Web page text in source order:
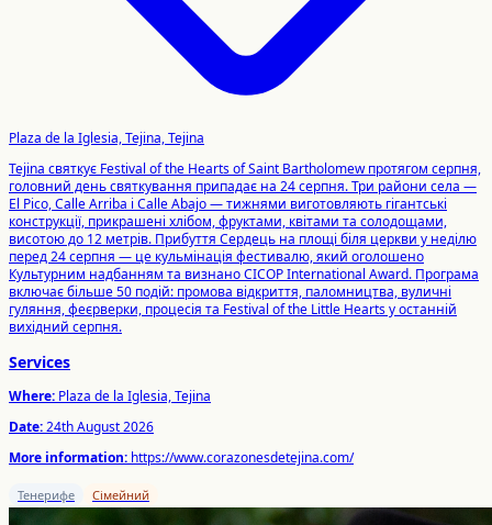
Plaza de la Iglesia, Tejina, Tejina
Tejina святкує Festival of the Hearts of Saint Bartholomew протягом серпня,
головний день святкування припадає на 24 серпня. Три райони села —
El Pico, Calle Arriba і Calle Abajo — тижнями виготовляють гігантські
конструкції, прикрашені хлібом, фруктами, квітами та солодощами,
висотою до 12 метрів. Прибуття Сердець на площі біля церкви у неділю
перед 24 серпня — це кульмінація фестивалю, який оголошено
Культурним надбанням та визнано CICOP International Award. Програма
включає більше 50 подій: промова відкриття, паломництва, вуличні
гуляння, феєрверки, процесія та Festival of the Little Hearts у останній
вихідний серпня.
Services
Where: Plaza de la Iglesia, Tejina
Date:24th August 2026
More information: https://www.corazonesdetejina.com/
Тенерифе Сімейний